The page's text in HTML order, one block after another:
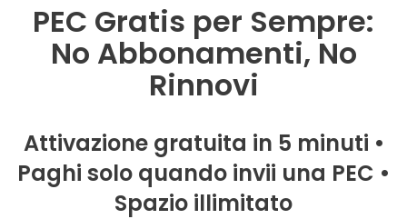
PEC Gratis per Sempre:
No Abbonamenti, No
Rinnovi
Attivazione gratuita in 5 minuti •
Paghi solo quando invii una PEC •
Spazio illimitato